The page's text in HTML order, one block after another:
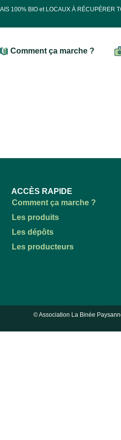
100% BIO et LOCAUX À RÉCUPÉRER
Comment ça marche ?
ACCÈS RAPIDE
Comment ça marche ?
Les produits
Les dépôts
Les producteurs
© Association La Binée